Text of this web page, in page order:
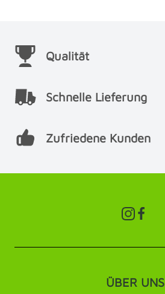
Qualität
Schnelle Lieferung
Zufriedene Kunden
ÜBER UNS